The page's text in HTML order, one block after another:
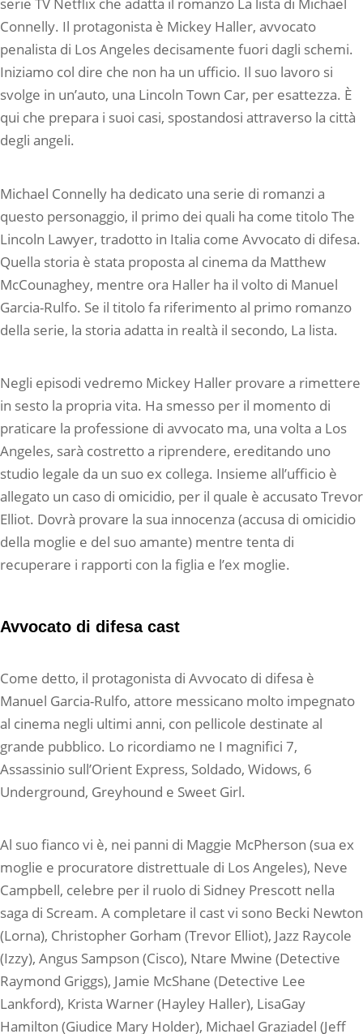
serie TV Netflix che adatta il romanzo La lista di Michael
Connelly. Il protagonista è Mickey Haller, avvocato
penalista di Los Angeles decisamente fuori dagli schemi.
Iniziamo col dire che non ha un ufficio. Il suo lavoro si
svolge in un’auto, una Lincoln Town Car, per esattezza. È
qui che prepara i suoi casi, spostandosi attraverso la città
degli angeli.
Michael Connelly ha dedicato una serie di romanzi a
questo personaggio, il primo dei quali ha come titolo The
Lincoln Lawyer, tradotto in Italia come Avvocato di difesa.
Quella storia è stata proposta al cinema da Matthew
McCounaghey, mentre ora Haller ha il volto di Manuel
Garcia-Rulfo. Se il titolo fa riferimento al primo romanzo
della serie, la storia adatta in realtà il secondo, La lista.
Negli episodi vedremo Mickey Haller provare a rimettere
in sesto la propria vita. Ha smesso per il momento di
praticare la professione di avvocato ma, una volta a Los
Angeles, sarà costretto a riprendere, ereditando uno
studio legale da un suo ex collega. Insieme all’ufficio è
allegato un caso di omicidio, per il quale è accusato Trevor
Elliot. Dovrà provare la sua innocenza (accusa di omicidio
della moglie e del suo amante) mentre tenta di
recuperare i rapporti con la figlia e l’ex moglie.
Avvocato di difesa cast
Come detto, il protagonista di Avvocato di difesa è
Manuel Garcia-Rulfo, attore messicano molto impegnato
al cinema negli ultimi anni, con pellicole destinate al
grande pubblico. Lo ricordiamo ne I magnifici 7,
Assassinio sull’Orient Express, Soldado, Widows, 6
Underground, Greyhound e Sweet Girl.
Al suo fianco vi è, nei panni di Maggie McPherson (sua ex
moglie e procuratore distrettuale di Los Angeles), Neve
Campbell, celebre per il ruolo di Sidney Prescott nella
saga di Scream. A completare il cast vi sono Becki Newton
(Lorna), Christopher Gorham (Trevor Elliot), Jazz Raycole
(Izzy), Angus Sampson (Cisco), Ntare Mwine (Detective
Raymond Griggs), Jamie McShane (Detective Lee
Lankford), Krista Warner (Hayley Haller), LisaGay
Hamilton (Giudice Mary Holder), Michael Graziadel (Jeff